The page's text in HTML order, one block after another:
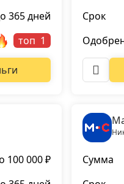
365 дней
топ
Срок
100 000 ₽
Сумма